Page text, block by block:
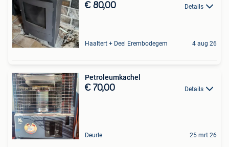
€ 80,00 Details
Haaltert + Deel Erembodegem 4 aug 26
Petroleumkachel
€ 70,00 Details
Deurle 25 mrt 26